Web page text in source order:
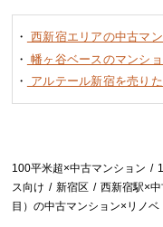
・ 西新宿エリアの中古マ
・ 幡ヶ谷ベースのマンシ
・
アルテール新宿を売り
100平米超×中古マンション
ス向け
新宿区 西新宿駅×
目）の中古マンション×リノベ